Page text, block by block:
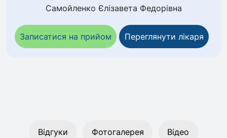
Самойленко Єлізавета Федорівна
Записатися на прийом Переглянути лікаря
Відгуки Фотогалерея Відео